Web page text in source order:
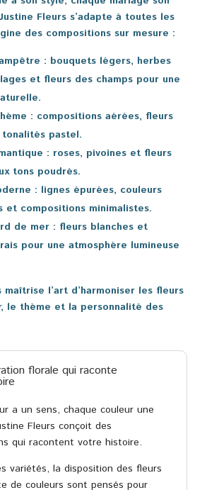
Fleurs s’adapte à toutes les
des compositions sur mesure :
: bouquets légers, herbes
et fleurs des champs pour une
: compositions aérées, fleurs
pastel.
: roses, pivoines et fleurs
tons poudrés.
: lignes épurées, couleurs
et compositions minimalistes.
de mer: fleurs blanches et
pour une atmosphère lumineuse
maîtrise l’art d’harmoniser les fleurs
le thème et la personnalité des
florale qui raconte
a un sens, chaque couleur une
Fleurs conçoit des
qui racontent votre histoire.
variétés, la disposition des fleurs
de couleurs sont pensés pour